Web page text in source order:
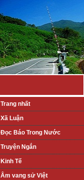
Trang nhất
Xã Luận
Đọc Báo Trong Nước
Truyện Ngắn
Kinh Tế
Âm vang sử Việt